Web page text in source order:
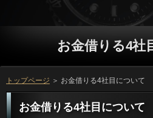
お金借りる4社
トップページ ＞ お金借りる4社目について
お金借りる4社目について